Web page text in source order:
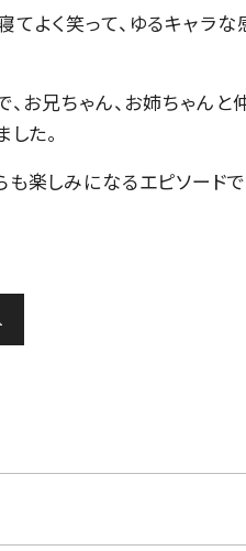
よく笑って、ゆるキャラな
お兄ちゃん、お姉ちゃんと
た。
楽しみになるエピソード